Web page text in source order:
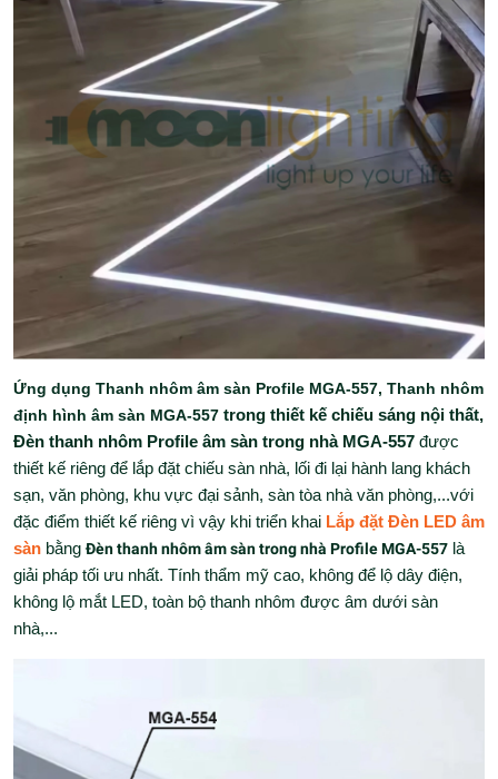
Ứng dụng Thanh nhôm âm sàn Profile MGA-557, Thanh nhôm
định hình âm sàn MGA-557 trong thiết kế chiếu sáng nội thất,
Đèn thanh nhôm Profile âm sàn trong nhà MGA-557 được
thiết kế riêng để lắp đặt chiếu sàn nhà, lối đi lại hành lang khách
sạn, văn phòng, khu vực đại sảnh, sàn tòa nhà văn phòng,...với
đặc điểm thiết kế riêng vì vậy khi triển khai Lắp đặt Đèn LED âm
sàn bằng Đèn thanh nhôm âm sàn trong nhà Profile MGA-557 là
giải pháp tối ưu nhất. Tính thẩm mỹ cao, không để lộ dây điện,
không lộ mắt LED, toàn bộ thanh nhôm được âm dưới sàn
nhà,...